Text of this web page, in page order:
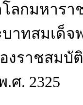
ลกมหารา
บาทสมเด็
งราชสมบั
ศ. 2325